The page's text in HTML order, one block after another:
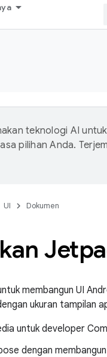
teknologi AI untuk
pilihan Anda.
UI Dokumen
membangun UI
ukuran tampilan
untuk developer
dengan